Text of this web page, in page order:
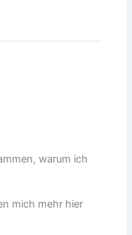
warum ich
mich mehr hier